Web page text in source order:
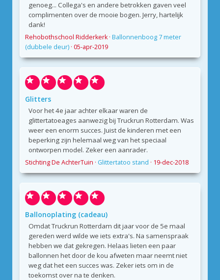
genoeg... Collega's en andere betrokken gaven veel
complimenten over de mooie bogen. Jerry, hartelijk
dank!
Rehobothschool Ridderkerk · Ballonnenboog 7 meter
(dubbele deur) · 05-apr-2019
Glitters
Voor het 4e jaar achter elkaar waren de
glittertatoeages aanwezig bij Truckrun Rotterdam. Was
weer een enorm succes. Juist de kinderen met een
beperking zijn helemaal weg van het speciaal
ontworpen model. Zeker een aanrader.
Stichting De AchterTuin · Glittertatoo stand · 19-dec-2018
Ballonoplating (cadeau)
Omdat Truckrun Rotterdam dit jaar voor de 5e maal
gereden werd wilde we iets extra's. Na samenspraak
hebben we dat gekregen. Helaas lieten een paar
ballonnen het door de kou afweten maar neemt niet
weg dat het een succes was. Zeker iets om in de
toekomst over na te denken.